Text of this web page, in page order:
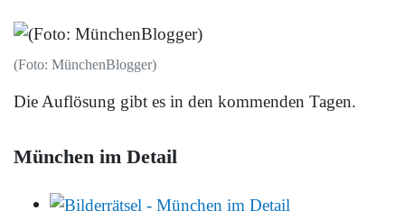
(Foto: MünchenBlogger)
Die Auflösung gibt es in den kommenden Tagen.
München im Detail